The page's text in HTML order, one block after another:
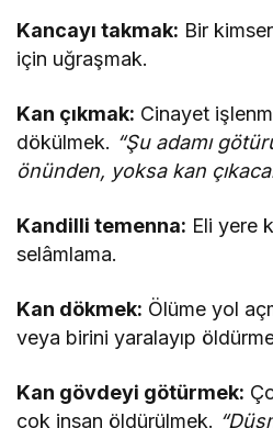
Kancayı takmak: Bir
için uğraşmak.
Kan çıkmak: Cinayet
dökülmek. “Şu adamı
önünden, yoksa kan
Kandilli temenna: Eli yere
selâmlama.
Kan dökmek: Ölüme yol
veya birini yaralayıp
Kan gövdeyi götürmek:
çok insan öldürülmek.